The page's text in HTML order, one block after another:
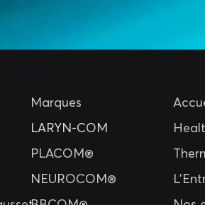
Marques
LARYN-COM
PLACOM®
NEUROCOM®